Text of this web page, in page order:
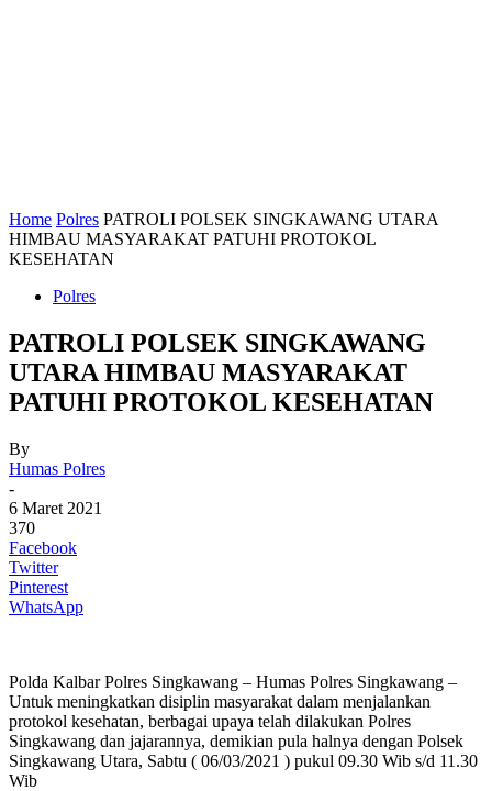
Home Polres PATROLI POLSEK SINGKAWANG UTARA
HIMBAU MASYARAKAT PATUHI PROTOKOL
KESEHATAN
Polres
PATROLI POLSEK SINGKAWANG
UTARA HIMBAU MASYARAKAT
PATUHI PROTOKOL KESEHATAN
By
Humas Polres
-
6 Maret 2021
370
Facebook
Twitter
Pinterest
WhatsApp
Polda Kalbar Polres Singkawang – Humas Polres Singkawang –
Untuk meningkatkan disiplin masyarakat dalam menjalankan
protokol kesehatan, berbagai upaya telah dilakukan Polres
Singkawang dan jajarannya, demikian pula halnya dengan Polsek
Singkawang Utara, Sabtu ( 06/03/2021 ) pukul 09.30 Wib s/d 11.30
Wib